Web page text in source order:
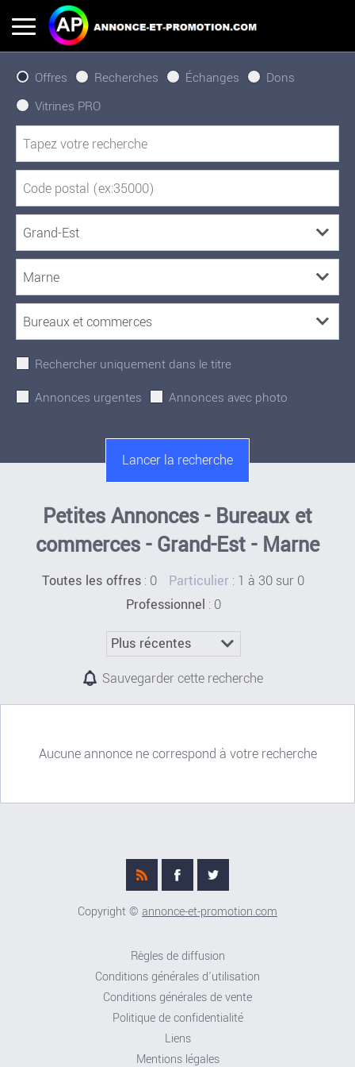
Offres Recherches Échanges
Dons
Vitrines PRO
Rechercher uniquement dans le titre
Annonces urgentes
Annonces avec photo
Petites Annonces - Bureaux et
commerces - Grand-Est - Marne
Toutes les offres : 0 Particulier : 1 à 30 sur 0
Professionnel : 0
Sauvegarder cette recherche
Aucune annonce ne correspond à votre recherche
Copyright © annonce-et-promotion.com
Règles de diffusion
Conditions générales d'utilisation
Conditions générales de vente
Politique de confidentialité
Liens
Mentions légales